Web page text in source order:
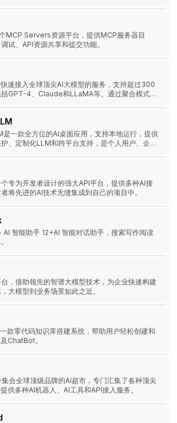
MCP Servers资源平台，提供MCP服务器目
试、API资源共享和提交功能。
速接入全球顶尖AI大模型的服务，支持超过300
GPT-4、Claude和LLaMA等。通过聚合模式，
一款全方位的AI桌面应用，支持本地运行，提供
、定制化LLM和跨平台支持，是个人用户、企业
专为开发者设计的强大API平台，提供多种AI接
将先进的AI技术无缝集成到自己的项目中。
智能助手 12+AI 智能对话助手，搜索写作阅读
，借助领先的智谱大模型技术，为企业快速构建
大模型到业务场景如此之近。
款零代码知识库搭建系统，帮助用户轻松创建和
ChatBot。
合全球顶级品牌的AI超市，专门汇集了各种顶尖
供多种AI机器人、AI工具和API接入服务。